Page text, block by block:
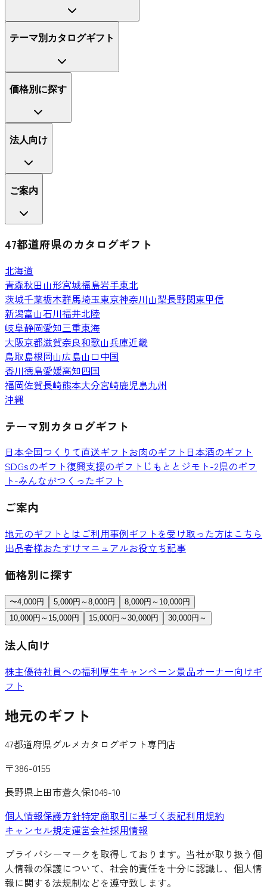
テーマ別カタログギフト
価格別に探す
法人向け
ご案内
47都道府県のカタログギフト
北海道
青森秋田 山形宮城福島岩手東北
茨城千葉栃木群馬埼玉東京神奈川山梨長野関東甲信
新潟富山石川福井北陸
岐阜静岡愛知三重東海
大阪京都滋賀奈良和歌山兵庫近畿
鳥取島根岡山広島山口 中国
香川徳島愛媛高知四国
福岡佐賀長崎熊本大分宮崎鹿児島九州
沖縄
テーマ別カタログギフト
日本全国つくりて直送ギフトお肉のギフト 日本酒のギフト
SDGsのギフト復興支援のギフト じもととジモト-2県のギフ
ト-みんながつくったギフト
ご案内
地元のギフトとは ご利用事例ギフトを受け取った方はこちら
出品者様おたすけマニュアルお役立ち記事
価格別に探す
〜4,000円 5,000円～8,000円
8,000円～10,000円
10,000円～15,000円
15,000円～30,000円 30,000円～
法人向け
株主優待社員への福利厚生キャンペーン景品オーナー向けギ
フト
地元のギフト
47都道府県グルメカタログギフト専門店
〒386-0155
長野県上田市蒼久保1049-10
個人情報保護方針特定商取引に基づく表記利用規約
キャンセル規定運営会社採用情報
プライバシーマークを取得しております。当社が取り扱う個
人情報の保護について、社会的責任を十分に認識し、個人情
報に関する法規制などを遵守致します。